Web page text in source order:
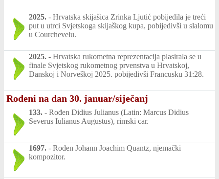
2025. - Hrvatska skijašica Zrinka Ljutić pobijedila je treći
put u utrci Svjetskoga skijaškog kupa, pobijedivši u slalomu
u Courchevelu.
2025. - Hrvatska rukometna reprezentacija plasirala se u
finale Svjetskog rukometnog prvenstva u Hrvatskoj,
Danskoj i Norveškoj 2025. pobijedivši Francusku 31:28.
Rođeni na dan 30. januar/siječanj
133. - Rođen Didius Julianus (Latin: Marcus Didius
Severus Iulianus Augustus), rimski car.
1697. - Rođen Johann Joachim Quantz, njemački
kompozitor.